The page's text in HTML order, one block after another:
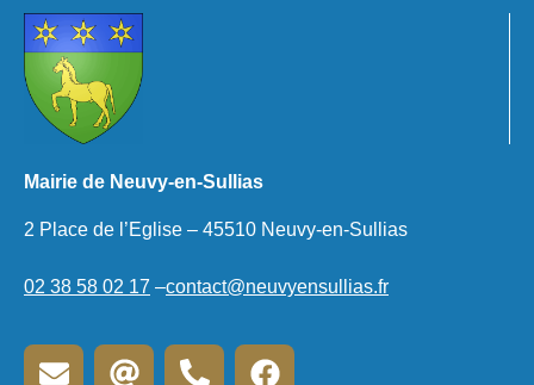
Mairie de Neuvy-en-Sullias
2 Place de l’Eglise – 45510 Neuvy-en-Sullias
02 38 58 02 17 –contact@neuvyensullias.fr